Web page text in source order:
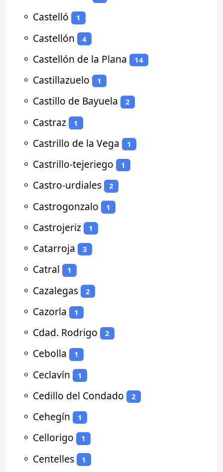
⚬ Castelló 1
⚬ Castellón 4
⚬ Castellón de la Plana 14
⚬ Castillazuelo 1
⚬ Castillo de Bayuela 2
⚬ Castraz 1
⚬ Castrillo de la Vega 1
⚬ Castrillo-tejeriego 1
⚬ Castro-urdiales 2
⚬ Castrogonzalo 1
⚬ Castrojeriz 1
⚬ Catarroja 3
⚬ Catral 1
⚬ Cazalegas 2
⚬ Cazorla 1
⚬ Cdad. Rodrigo 2
⚬ Cebolla 1
⚬ Ceclavín 1
⚬ Cedillo del Condado 2
⚬ Cehegín 1
⚬ Cellorigo 1
⚬ Centelles 1